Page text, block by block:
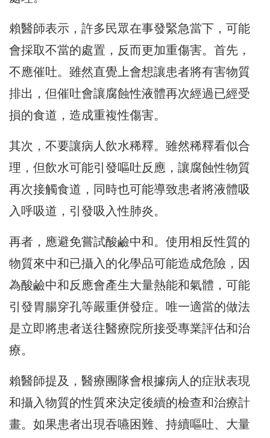
賴醫師表示，許多民眾在事發緊急當下，可能
會採取不當的處置，反而更加重傷害。首先，
不應催吐。雖然直覺上會想讓患者將有害物質
排出，但催吐會讓腐蝕性液體再次經過已經受
損的食道，造成重複性傷害。
其次，不要讓病人飲水稀釋。雖然稀釋看似合
理，但飲水可能引發嘔吐反應，讓腐蝕性物質
再次接觸食道，同時也可能導致患者將液體吸
入呼吸道，引發吸入性肺炎。
再者，應避免嘗試酸鹼中和。使用相反性質的
物質來中和已攝入的化學品可能造成危險，因
為酸鹼中和反應會產生大量熱能和氣體，可能
引發胃腸穿孔等嚴重併發症。唯一適當的做法
是立即將患者送往醫療院所接受專業評估和治
療。
賴醫師提及，醫療團隊會根據病人的症狀表現
和攝入物質的性質來決定後續的檢查和治療計
畫。如果患者出現吞嚥困難、持續嘔吐、大量